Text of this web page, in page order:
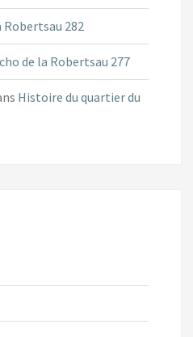
Robertsau 282
de la Robertsau 277
Histoire du quartier du